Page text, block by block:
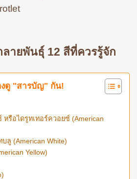
ายพันธุ์ 12 สีที่ควรรู้จัก
งดู "สารบัญ" กัน!
หรือไดรูทเทอร์ควอยซ์ (American
ลู (American White)
Yellow)